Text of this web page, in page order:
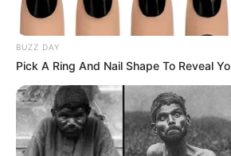
TÍTULO EXPLOSIVO:
BARRIO! LA NOCHE QUE LA
PERDIÓ EL RESPETO Y LA
BUZZ DAY
Pick A Ring And Nail Shape To Reveal